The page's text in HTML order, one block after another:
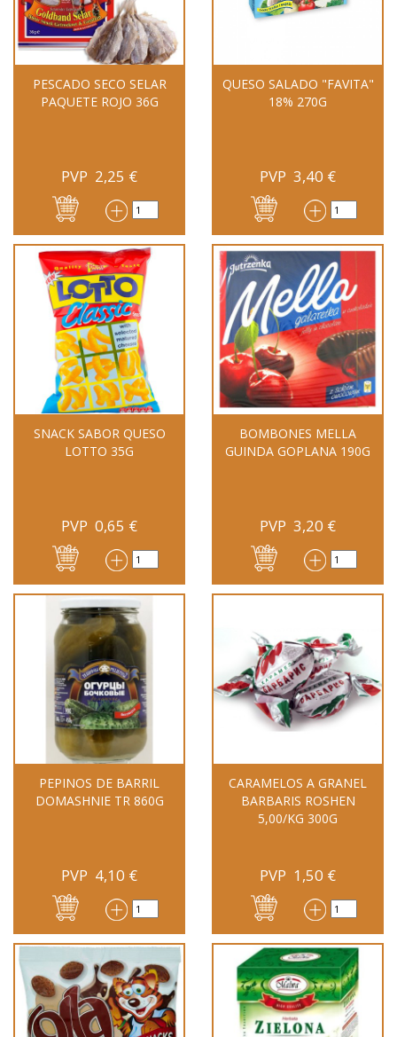
PESCADO SECO SELAR
PAQUETE ROJO 36G
PVP 2,25 €
QUESO SALADO "FAVITA"
18% 270G
PVP 3,40 €
SNACK SABOR QUESO
LOTTO 35G
PVP 0,65 €
BOMBONES MELLA
GUINDA GOPLANA 190G
PVP 3,20 €
PEPINOS DE BARRIL
DOMASHNIE TR 860G
PVP 4,10 €
CARAMELOS A GRANEL
BARBARIS ROSHEN
5,00/KG 300G
PVP 1,50 €